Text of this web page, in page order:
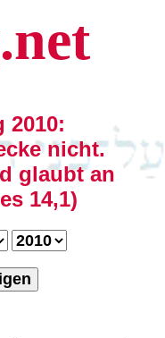
2010:
nicht.
glaubt an
14,1)